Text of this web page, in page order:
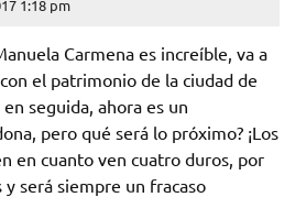
1:18 pm
Carmena es increíble, va a
el patrimonio de la ciudad de
seguida, ahora es un
pero qué será lo próximo? ¡Los
en cuanto ven cuatro duros, por
será siempre un fracaso